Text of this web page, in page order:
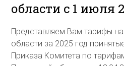
области с 1 июля
Представляем Вам тарифы
области за 2025 год
Приказа Комитета по